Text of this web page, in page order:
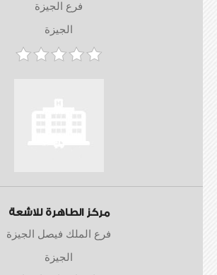
فرع الجيزة
الجيزة
مركز الطاهرة للاشعة
فرع الملك فيصل الجيزة
الجيزة